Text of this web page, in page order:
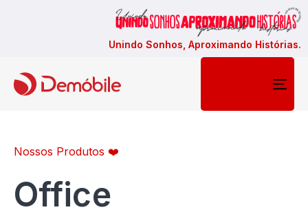
Unindo Sonhos, Aproximando Histórias.
Nossos Produtos ❤️
Office